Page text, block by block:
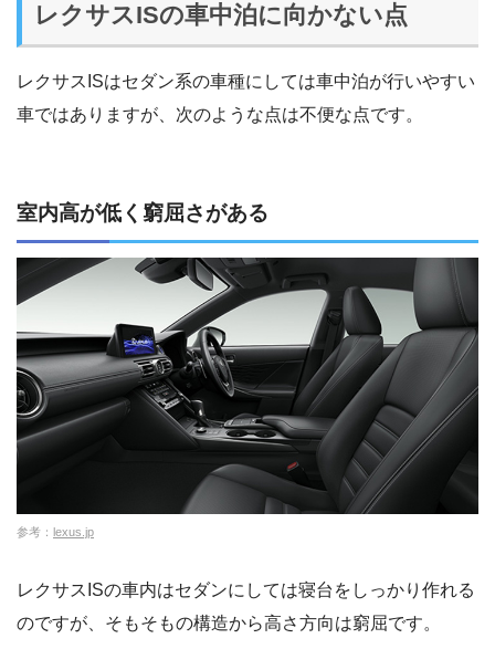
レクサスISの車中泊に向かない点
レクサスISはセダン系の車種にしては車中泊が行いやすい
車ではありますが、次のような点は不便な点です。
室内高が低く窮屈さがある
参考： lexus.jp
レクサスISの車内はセダンにしては寝台をしっかり作れる
のですが、そもそもの構造から高さ方向は窮屈です。